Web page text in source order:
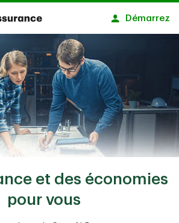
Démarrez
et des économies
pour vous